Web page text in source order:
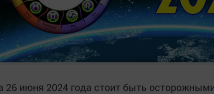
26 июня 2024 года стоит быть